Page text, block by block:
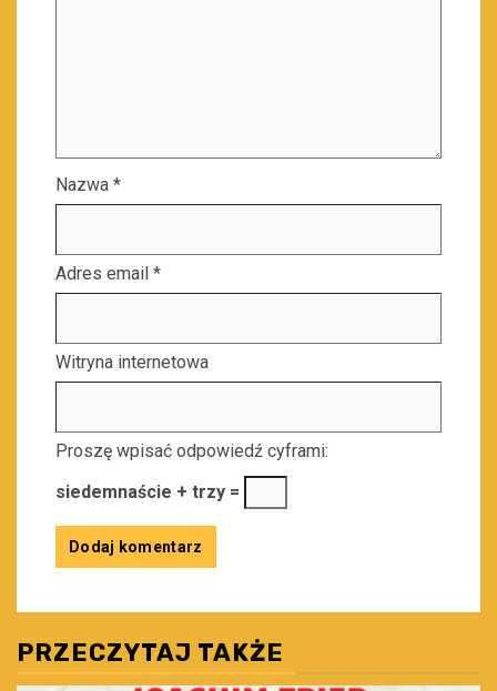
Nazwa *
Adres email *
Witryna internetowa
Proszę wpisać odpowiedź cyframi:
siedemnaście + trzy =
PRZECZYTAJ TAKŻE